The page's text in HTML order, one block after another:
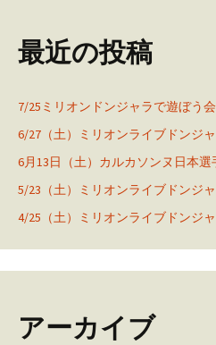
最近の投稿
7/25ミリオンドンジャラで遊ぼう会
6/27（土）ミリオンライブドンジ
6月13日（土）カルカソンヌ日本選
5/23（土）ミリオンライブドンジ
4/25（土）ミリオンライブドンジ
アーカイブ